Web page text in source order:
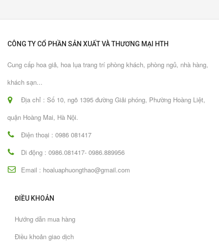
CÔNG TY CỔ PHẦN SẢN XUẤT VÀ THƯƠNG MẠI HTH
Cung cấp hoa giả, hoa lụa trang trí phòng khách, phòng ngủ, nhà hàng,
khách sạn...
Địa chỉ : Số 10, ngõ 1395 đường Giải phóng, Phường Hoàng Liệt,
quận Hoàng Mai, Hà Nội.
Điện thoại : 0986 081417
Di động : 0986.081417- 0986.889956
Email : hoaluaphuongthao@gmail.com
ĐIỀU KHOẢN
Hướng dẫn mua hàng
Điều khoản giao dịch